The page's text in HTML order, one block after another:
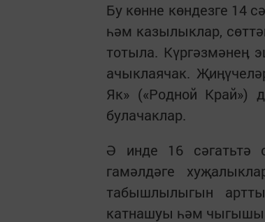
Бу көнне көндезге 14
һәм казылыклар,
тотыла.
ачыклаячак.
Як» («Родной Край»)
булачаклар.
Ә инде 16 сәгатьтә
гамәлдәге
табышлылыгын
катнашуы һәм чыгышы